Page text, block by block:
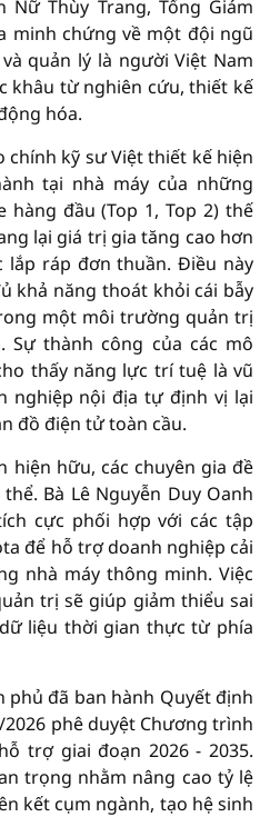
Nữ Thùy Trang, Tổng Giám
minh chứng về một đội ngũ
quản lý là người Việt Nam
khâu từ nghiên cứu, thiết kế
hóa.
chính kỹ sư Việt thiết kế hiện
tại nhà máy của những
đầu (Top 1, Top 2) thế
lại giá trị gia tăng cao hơn
lắp ráp đơn thuần. Điều này
khả năng thoát khỏi cái bẫy
một môi trường quản trị
Sự thành công của các mô
thấy năng lực trí tuệ là vũ
nghiệp nội địa tự định vị lại
đồ điện tử toàn cầu.
hiện hữu, các chuyên gia đề
Bà Lê Nguyễn Duy Oanh
cực phối hợp với các tập
để hỗ trợ doanh nghiệp cải
nhà máy thông minh. Việc
trị sẽ giúp giảm thiểu sai
liệu thời gian thực từ phía
phủ đã ban hành Quyết định
phê duyệt Chương trình
trợ giai đoạn 2026 - 2035.
trọng nhằm nâng cao tỷ lệ
kết cụm ngành, tạo hệ sinh